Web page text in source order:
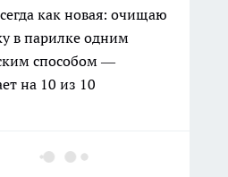
как новая: очищаю
в парилке одним
способом —
на 10 из 10